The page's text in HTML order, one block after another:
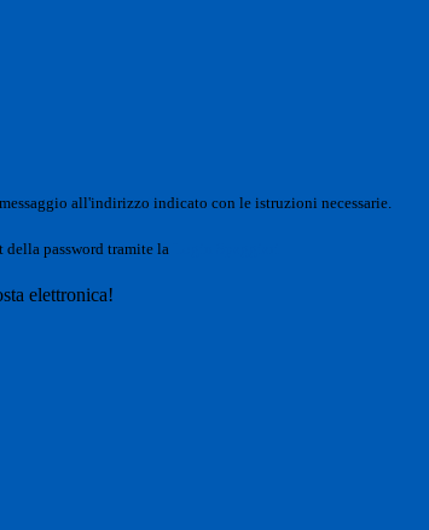
all'indirizzo indicato con le istruzioni necessarie.
della password tramite la
elettronica!